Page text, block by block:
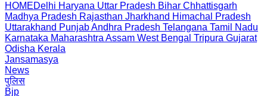
HOMEDelhi Haryana Uttar Pradesh Bihar Chhattisgarh
Madhya Pradesh Rajasthan Jharkhand Himachal Pradesh
Uttarakhand PunjabAndhra Pradesh Telangana Tamil Nadu
Karnataka Maharashtra Assam West Bengal Tripura Gujarat
Odisha Kerala
Jansamasya
News
पुलिस
Bjp